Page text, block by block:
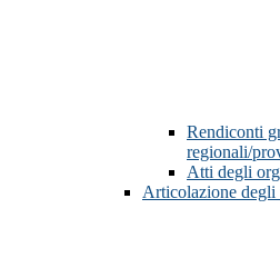
Rendiconti
regionali/
Atti degli
Articolazione